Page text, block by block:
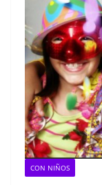
CON NIÑOS